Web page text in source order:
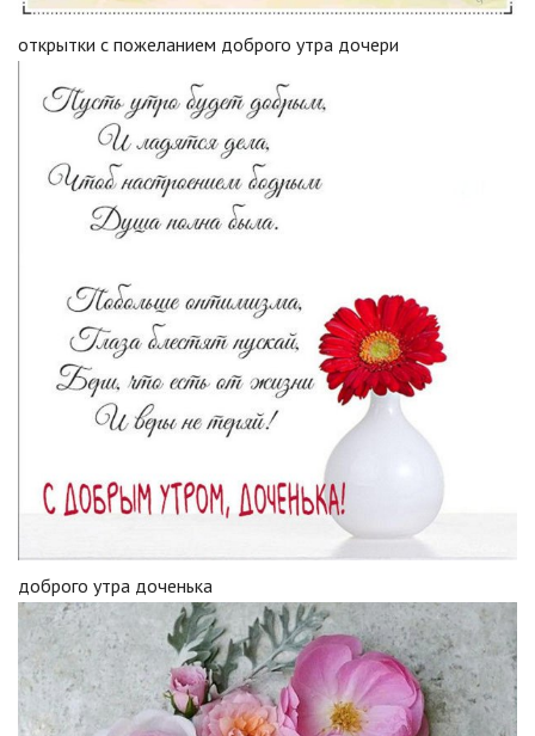
открытки с пожеланием доброго утра дочери
доброго утра доченька